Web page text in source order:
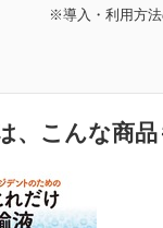
※導入・利用方
、こんな商品